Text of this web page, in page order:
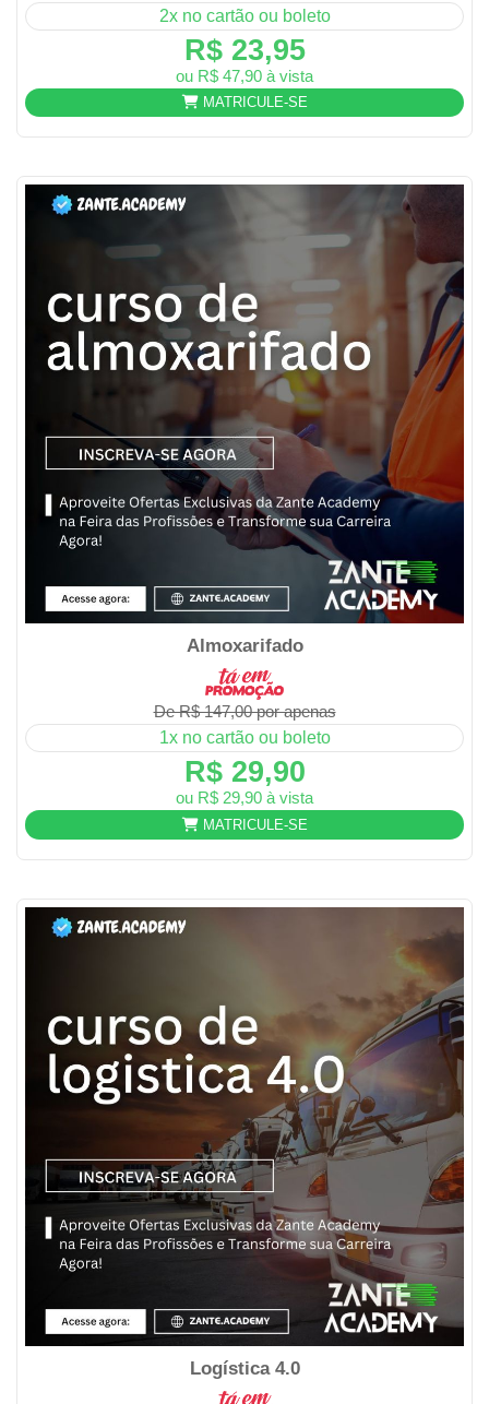
2x no cartão ou boleto
R$ 23,95
ou R$ 47,90 à vista
MATRICULE-SE
Almoxarifado
De R$ 147,00 por apenas
1x no cartão ou boleto
R$ 29,90
ou R$ 29,90 à vista
MATRICULE-SE
Logística 4.0